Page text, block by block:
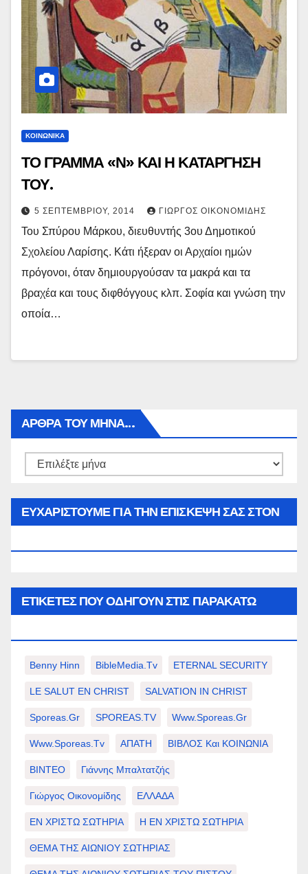
ΚΟΙΝΩΝΙΚΑ
ΤΟ ΓΡΑΜΜΑ «Ν» ΚΑΙ Η ΚΑΤΑΡΓΗΣΗ
ΤΟΥ.
5 ΣΕΠΤΕΜΒΡΊΟΥ, 2014 ΓΙΏΡΓΟΣ ΟΙΚΟΝΟΜΊΔΗΣ
Του Σπύρου Μάρκου, διευθυντής 3ου Δημοτικού
Σχολείου Λαρίσης. Κάτι ήξεραν οι Αρχαίοι ημών
πρόγονοι, όταν δημιουργούσαν τα μακρά και τα
βραχέα και τους διφθόγγους κλπ. Σοφία και γνώση την
οποία…
ΑΡΘΡΑ ΤΟΥ ΜΉΝΑ…
Αρθρα
ΕΥΧΑΡΙΣΤΟΥΜΕ ΓΙΑ ΤΗΝ ΕΠΙΣΚΕΨΗ ΣΑΣ ΣΤΟΝ
ΕΤΙΚΈΤΕΣ ΠΟΥ ΟΔΗΓΟΎΝ ΣΤΙΣ ΠΑΡΑΚΆΤΩ
Benny Hinn BibleMedia.tv ETERNAL SECURITY
LE SALUT EN CHRIST SALVATION IN CHRIST
Sporeas.gr SPOREAS.TV Www.sporeas.gr
Www.sporeas.tv ΑΠΑΤΗ ΒΙΒΛΟΣ Και ΚΟΙΝΩΝΙΑ
ΒΙΝΤΕΟ Γιάννης Μπαλτατζής
Γιώργος Οικονομίδης ΕΛΛΑΔΑ
ΕΝ ΧΡΙΣΤΩ ΣΩΤΗΡΙΑ Η ΕΝ ΧΡΙΣΤΩ ΣΩΤΗΡΙΑ
ΘΕΜΑ ΤΗΣ ΑΙΩΝΙΟΥ ΣΩΤΗΡΙΑΣ